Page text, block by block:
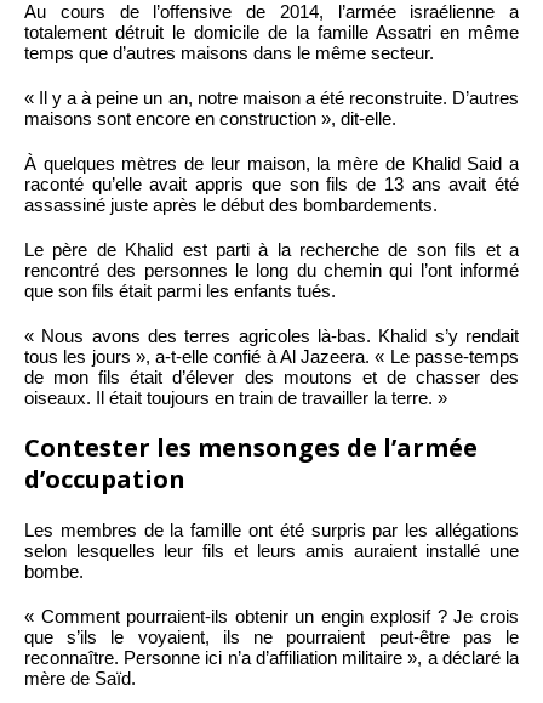
Au cours de l’offensive de 2014, l’armée israélienne a
totalement détruit le domicile de la famille Assatri en même
temps que d’autres maisons dans le même secteur.
« Il y a à peine un an, notre maison a été reconstruite. D’autres
maisons sont encore en construction », dit-elle.
À quelques mètres de leur maison, la mère de Khalid Said a
raconté qu’elle avait appris que son fils de 13 ans avait été
assassiné juste après le début des bombardements.
Le père de Khalid est parti à la recherche de son fils et a
rencontré des personnes le long du chemin qui l’ont informé
que son fils était parmi les enfants tués.
« Nous avons des terres agricoles là-bas. Khalid s’y rendait
tous les jours », a-t-elle confié à Al Jazeera. « Le passe-temps
de mon fils était d’élever des moutons et de chasser des
oiseaux. Il était toujours en train de travailler la terre. »
Contester les mensonges de l’armée
d’occupation
Les membres de la famille ont été surpris par les allégations
selon lesquelles leur fils et leurs amis auraient installé une
bombe.
« Comment pourraient-ils obtenir un engin explosif ? Je crois
que s’ils le voyaient, ils ne pourraient peut-être pas le
reconnaître. Personne ici n’a d’affiliation militaire », a déclaré la
mère de Saïd.